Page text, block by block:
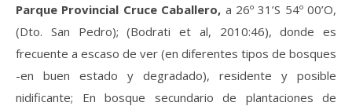
Parque Provincial Cruce Caballero, a 26º 31’S 54º 00’O,
(Dto. San Pedro); (Bodrati et al, 2010:46), donde es
frecuente a escaso de ver (en diferentes tipos de bosques
-en buen estado y degradado), residente y posible
nidificante; En bosque secundario de plantaciones de